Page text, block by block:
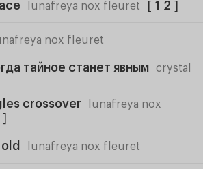
lunafreya nox fleuret [ 1 2 ]
nox fleuret
тайное станет явным
crystal
crossover
lunafreya nox
]
lunafreya nox fleuret